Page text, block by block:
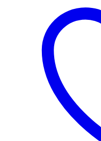
options
chosen